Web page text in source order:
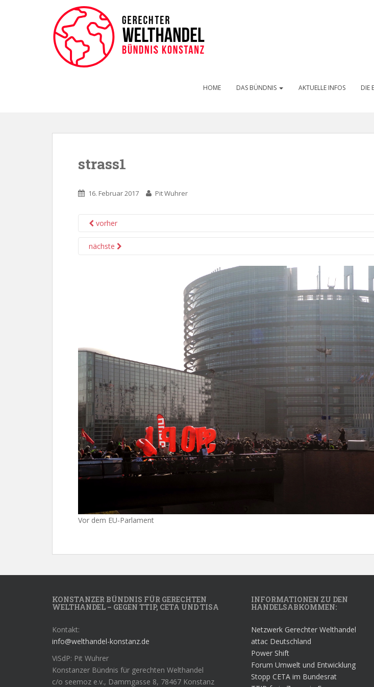
HOME DAS BÜNDNIS AKTUELLE INFOS DIE
strass1
16. Februar 2017 Pit Wuhrer
vorher
nächste
Vor dem EU-Parlament
KONSTANZER BÜNDNIS FÜR GERECHTEN
WELTHANDEL – GEGEN TTIP, CETA UND TISA
Kontakt:
info@welthandel-konstanz.de
ViSdP: Pit Wuhrer
Konstanzer Bündnis für gerechten Welthandel
c/o seemoz e.v., Dammgasse 8, 78467 Konstanz
INFORMATIONEN ZU DEN
HANDELSABKOMMEN:
Netzwerk Gerechter Welthandel
attac Deutschland
Power Shift
Forum Umwelt und Entwicklung
Stopp CETA im Bundesrat